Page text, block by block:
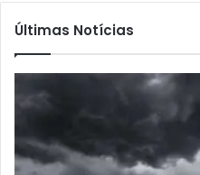
Últimas Notícias